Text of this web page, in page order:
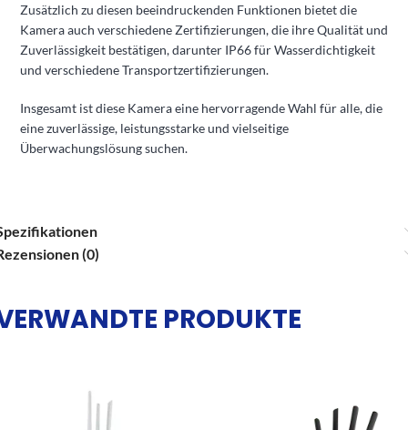
Zusätzlich zu diesen beeindruckenden Funktionen bietet die
Kamera auch verschiedene Zertifizierungen, die ihre Qualität und
Zuverlässigkeit bestätigen, darunter IP66 für Wasserdichtigkeit
und verschiedene Transportzertifizierungen.
Insgesamt ist diese Kamera eine hervorragende Wahl für alle, die
eine zuverlässige, leistungsstarke und vielseitige
Überwachungslösung suchen.
(0)
PRODUKTE